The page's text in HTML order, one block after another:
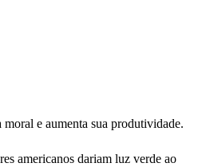
moral e aumenta sua produtividade.
americanos dariam luz verde ao